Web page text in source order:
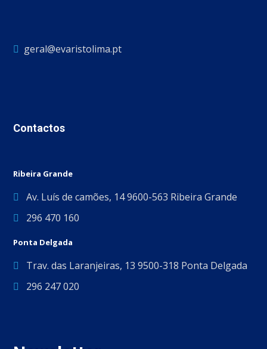
geral@evaristolima.pt
Contactos
Ribeira Grande
Av. Luís de camões, 14 9600-563 Ribeira Grande
296 470 160
Ponta Delgada
Trav. das Laranjeiras, 13 9500-318 Ponta Delgada
296 247 020